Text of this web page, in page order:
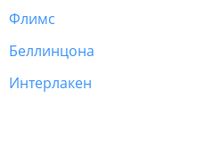
Флимс
Беллинцона
Интерлакен